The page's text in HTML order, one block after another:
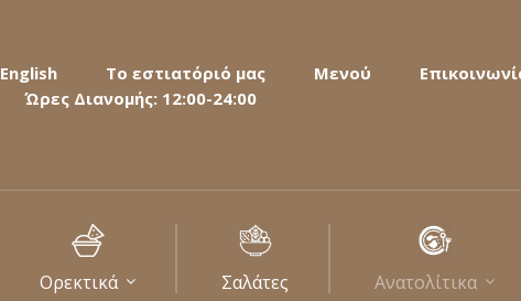
English Το εστιατόριό μας Μενού
Ώρες Διανομής: 12:00-24:00
Ορεκτικά Σαλάτες Ανατολίτικα